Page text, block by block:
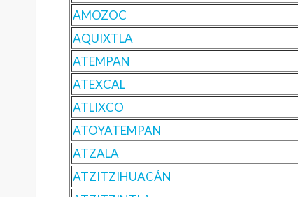
AMOZOC
AQUIXTLA
ATEMPAN
ATEXCAL
ATLIXCO
ATOYATEMPAN
ATZALA
ATZITZIHUACÁN